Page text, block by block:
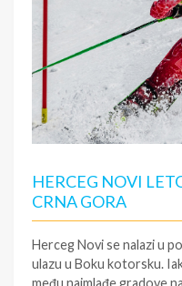
HERCEG NOVI
CRNA GORA
Herceg Novi se nalazi u
ulazu u Boku kotorsku.
među najmlađe gradove